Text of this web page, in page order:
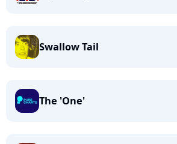
Swallow Tail
The 'One'